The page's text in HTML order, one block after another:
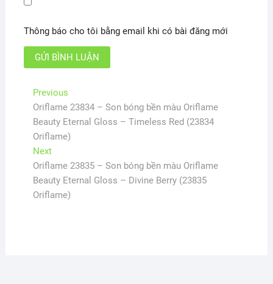
Thông báo cho tôi bằng email khi có bài đăng mới
Điều
hướng
bài
viết
PreviousPrevious
post:
Oriflame 23834 – Son bóng bền màu Oriflame
Beauty Eternal Gloss – Timeless Red (23834
Oriflame)
NextNext
post:
Oriflame 23835 – Son bóng bền màu Oriflame
Beauty Eternal Gloss – Divine Berry (23835
Oriflame)